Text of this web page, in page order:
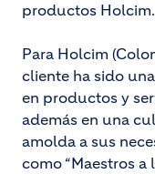
productos Holcim.
Para Holcim
cliente ha sido
en productos y
además en una
amolda a sus
como “Maestros a